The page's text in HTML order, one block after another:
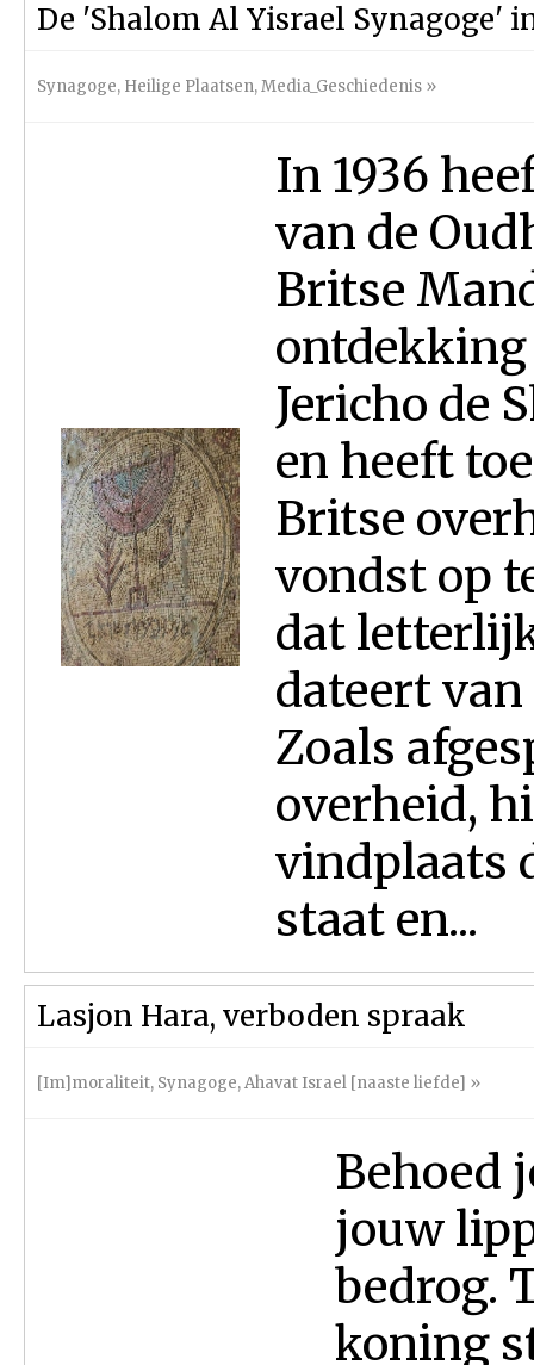
De 'Shalom Al Yisrael Synagoge'
Synagoge, Heilige Plaatsen,Media_Geschiedenis »
In 1936
van de
Britse
ontdekking
Jericho de
en heeft
Britse
vondst op
dat
dateert van
Zoals
overheid,
vindplaats
staat en...
Lasjon Hara, verboden spraak
[Im]moraliteit, Synagoge,Ahavat Israel [naaste liefde] »
Behoed
jouw
bedrog.
koning